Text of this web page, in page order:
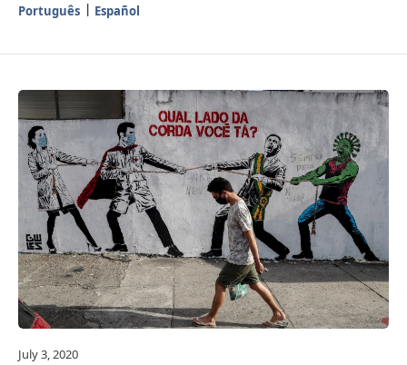
Português Español
July 3, 2020